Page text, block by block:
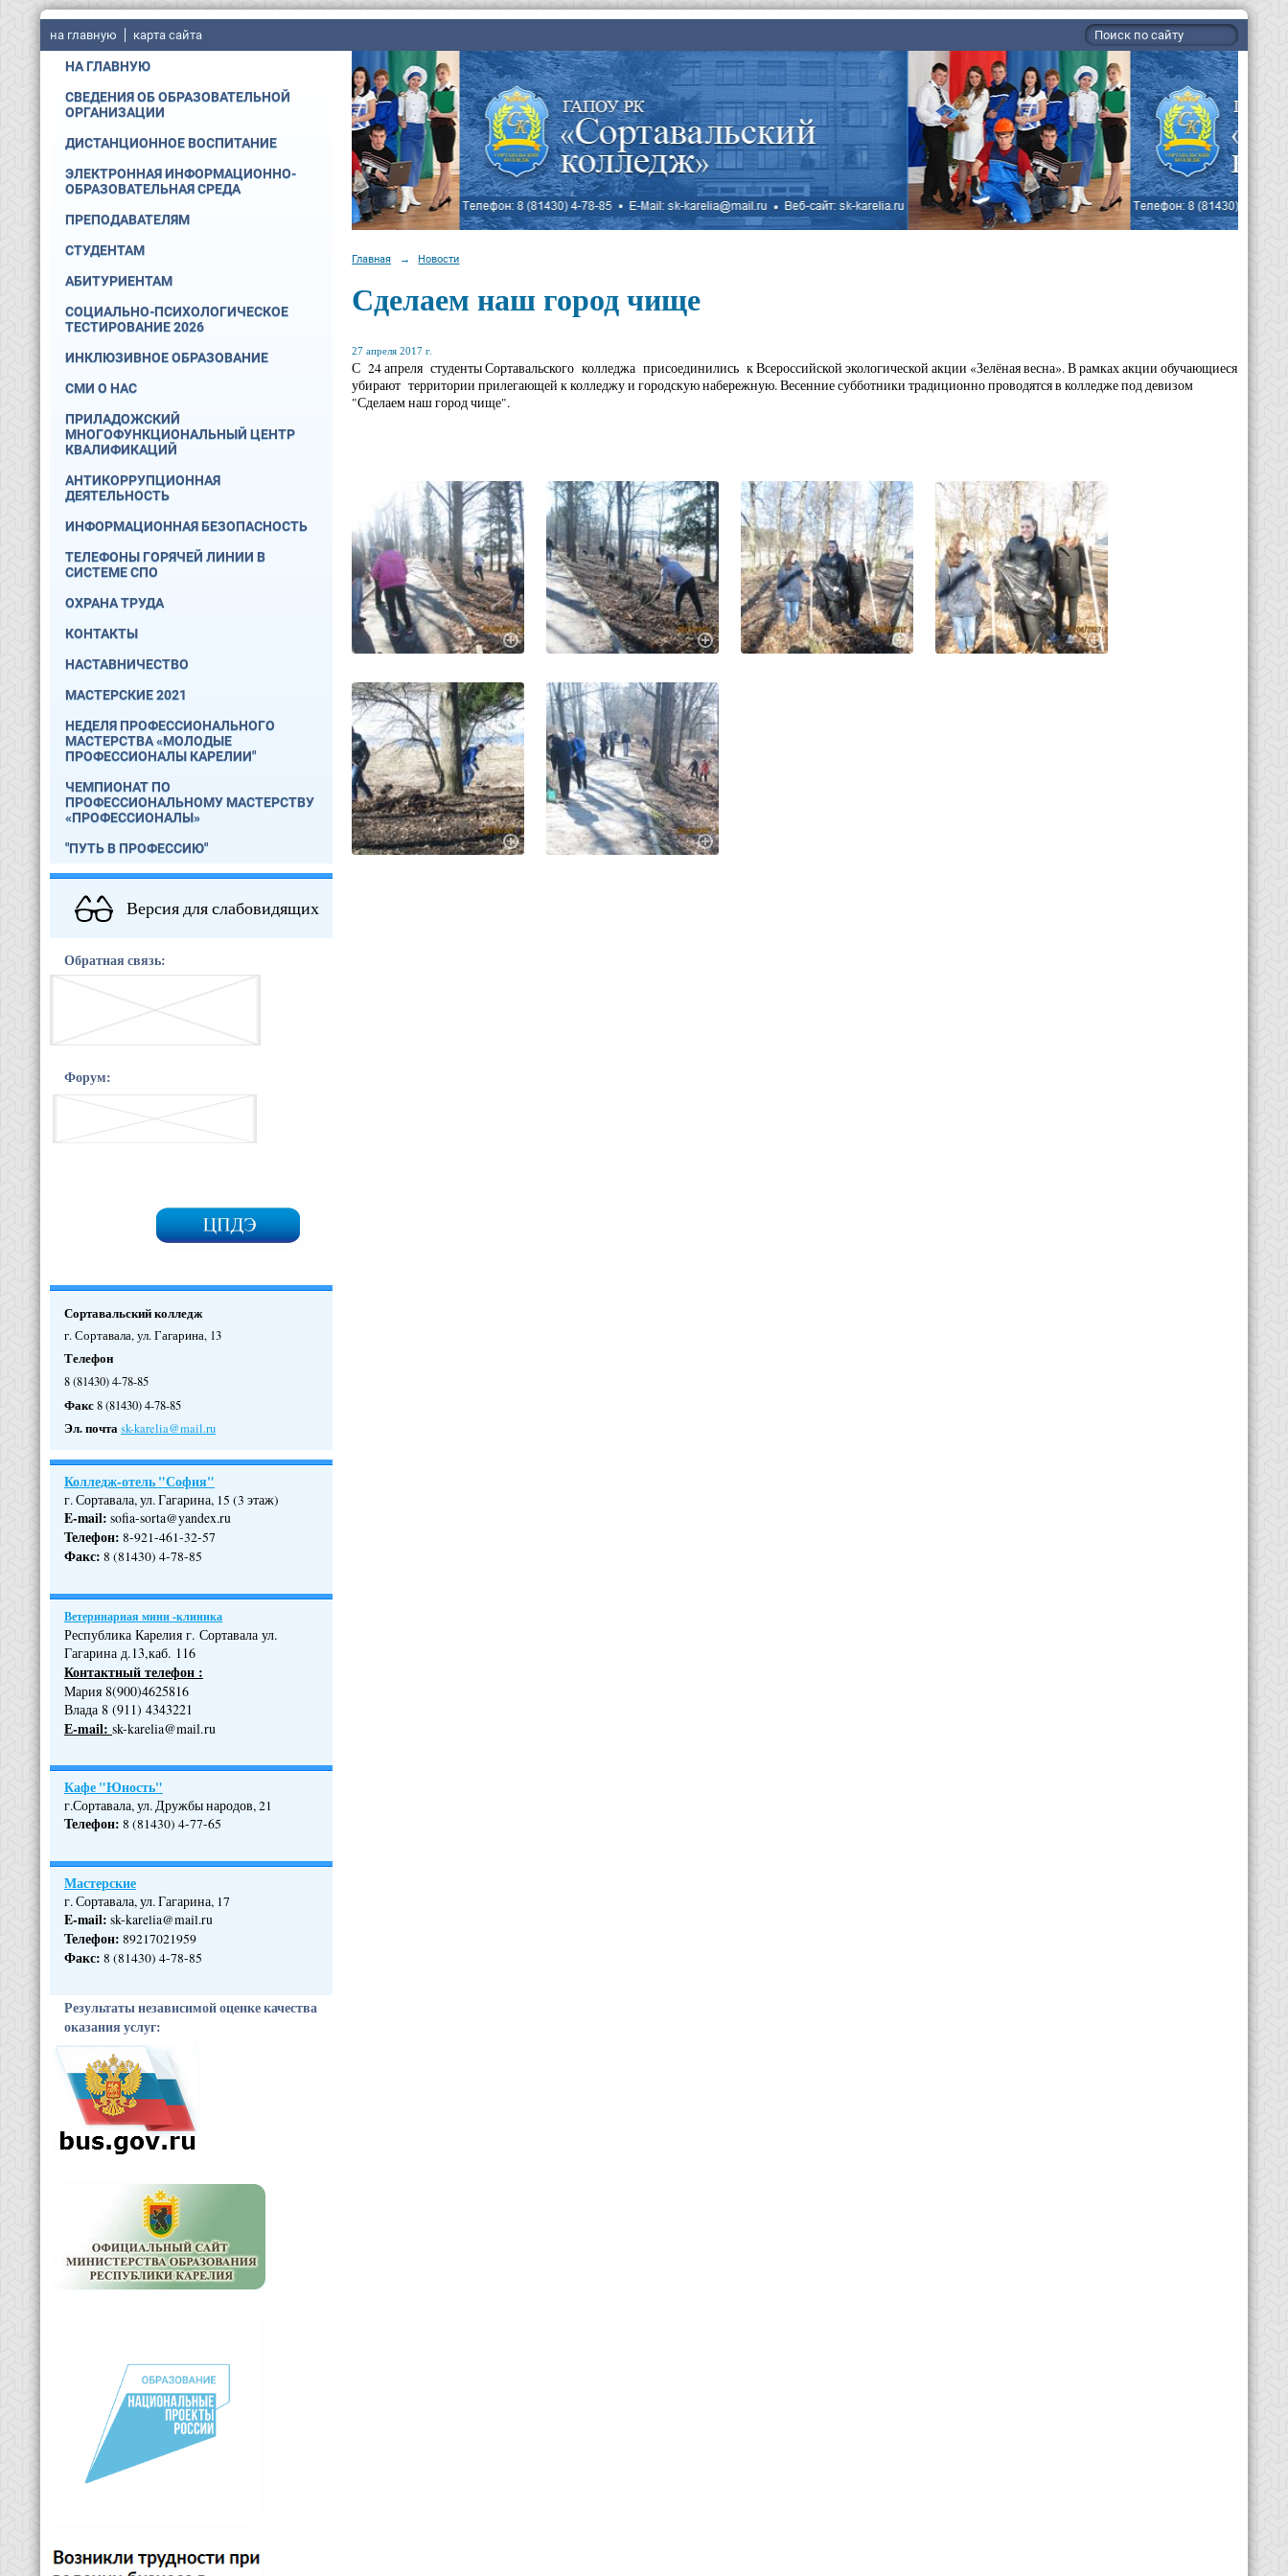
на главную карта сайта
НА ГЛАВНУЮ
СВЕДЕНИЯ ОБ ОБРАЗОВАТЕЛЬНОЙ
ОРГАНИЗАЦИИ
ДИСТАНЦИОННОЕ ВОСПИТАНИЕ
ЭЛЕКТРОННАЯ ИНФОРМАЦИОННО-
ОБРАЗОВАТЕЛЬНАЯ СРЕДА
ПРЕПОДАВАТЕЛЯМ
СТУДЕНТАМ
АБИТУРИЕНТАМ
СОЦИАЛЬНО-ПСИХОЛОГИЧЕСКОЕ
ТЕСТИРОВАНИЕ 2026
ИНКЛЮЗИВНОЕ ОБРАЗОВАНИЕ
СМИ О НАС
ПРИЛАДОЖСКИЙ
МНОГОФУНКЦИОНАЛЬНЫЙ ЦЕНТР
КВАЛИФИКАЦИЙ
АНТИКОРРУПЦИОННАЯ
ДЕЯТЕЛЬНОСТЬ
ИНФОРМАЦИОННАЯ БЕЗОПАСНОСТЬ
ТЕЛЕФОНЫ ГОРЯЧЕЙ ЛИНИИ В
СИСТЕМЕ СПО
ОХРАНА ТРУДА
КОНТАКТЫ
НАСТАВНИЧЕСТВО
МАСТЕРСКИЕ 2021
НЕДЕЛЯ ПРОФЕССИОНАЛЬНОГО
МАСТЕРСТВА «МОЛОДЫЕ
ПРОФЕССИОНАЛЫ КАРЕЛИИ"
ЧЕМПИОНАТ ПО
ПРОФЕССИОНАЛЬНОМУ МАСТЕРСТВУ
«ПРОФЕССИОНАЛЫ»
"ПУТЬ В ПРОФЕССИЮ"
Версия для слабовидящих
Обратная связь:
Форум:
Сортавальский колледж
г. Сортавала, ул. Гагарина, 13
Телефон
8 (81430) 4-78-85
Факс8 (81430) 4-78-85
Эл. почтаsk-karelia@mail.ru
Колледж-отель "София"
г. Сортавала, ул. Гагарина, 15 (3 этаж)
E-mail: sofia-sorta@yandex.ru
Телефон: 8-921-461-32-57
Факс: 8 (81430) 4-78-85
Ветеринарная мини -клиника
Республика Карелия г. Сортавала ул.
Гагарина д.13,каб. 116
Контактный телефон :
Мария 8(900)4625816
Влада 8 (911) 4343221
Е-mail: sk-karelia@mail.ru
Кафе "Юность"
г.Сортавала, ул. Дружбы народов, 21
Телефон: 8 (81430) 4-77-65
Мастерские
г. Сортавала, ул. Гагарина, 17
E-mail: sk-karelia@mail.ru
Телефон: 89217021959
Факс: 8 (81430) 4-78-85
Результаты независимой оценке качества
оказания услуг:
Главная → Новости
Сделаем наш город чище
27 апреля 2017 г.
С 24 апреля студенты Сортавальского колледжа присоединились к Всероссийской экологической акции «Зелёная весна». В рамках акции обучающиеся
убирают территории прилегающей к колледжу и городскую набережную. Весенние субботники традиционно проводятся в колледже под девизом
"Сделаем наш город чище".